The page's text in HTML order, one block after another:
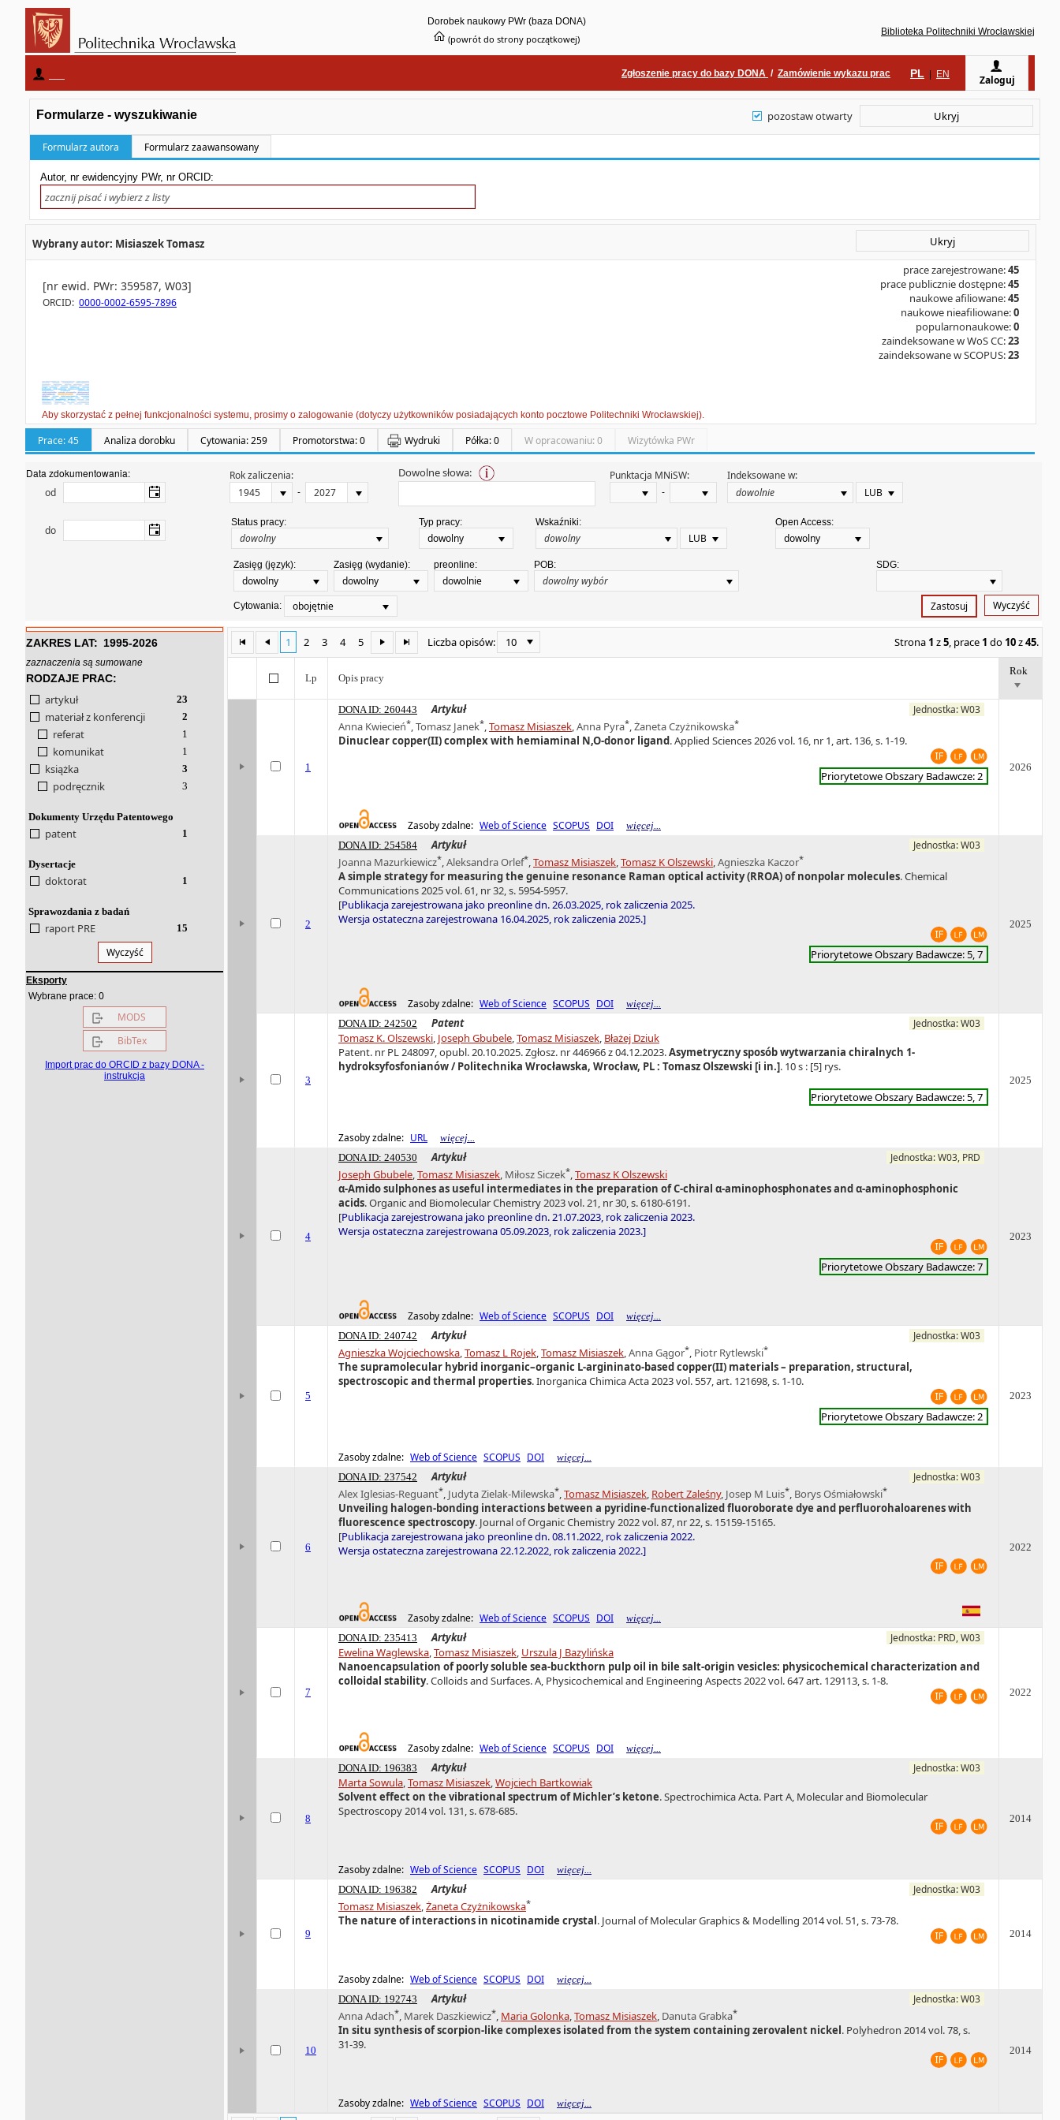
Dorobek naukowy PWr (baza DONA)
(powrót do strony początkowej)
Biblioteka Politechniki Wrocławskiej
Zgłoszenie pracy do bazy DONA / Zamówienie wykazu prac PL | EN Zaloguj
Formularze - wyszukiwanie pozostaw otwarty Ukryj
Formularz autora Formularz zaawansowany
Autor, nr ewidencyjny PWr, nr ORCID:
Wybrany autor: Misiaszek Tomasz Ukryj
[nr ewid. PWr: 359587, W03]
ORCID: 0000-0002-6595-7896
prace zarejestrowane:45
prace publicznie dostępne:45
naukowe afiliowane:45
naukowe nieafiliowane:0
popularnonaukowe:0
zaindeksowane w WoS CC:23
zaindeksowane w SCOPUS:23
Aby skorzystać z pełnej funkcjonalności systemu, prosimy o zalogowanie (dotyczy użytkowników posiadających konto pocztowe Politechniki Wrocławskiej).
Prace: 45 Analiza dorobku Cytowania: 259 Promotorstwa: 0 Wydruki Półka: 0 W opracowaniu: 0 Wizytówka PWr
Data zdokumentowania:
od
Rok zaliczenia:
-
Dowolne słowa:
Punktacja MNiSW:
-
Indeksowane w:
LUB
do
Status pracy: Typ pracy:
dowolny
Wskaźniki:
LUB
Open Access:
dowolny
Zasięg (język):
dowolny
Zasięg (wydanie):
dowolny
preonline:
dowolnie
POB: SDG:
Cytowania: obojętnie Zastosuj Wyczyść
ZAKRES LAT: 1995-2026
zaznaczenia są sumowane
RODZAJE PRAC:
artykuł 23
materiał z konferencji 2
referat 1
komunikat 1
książka 3
podręcznik 3
Dokumenty Urzędu Patentowego
patent 1
Dysertacje
doktorat 1
Sprawozdania z badań
raport PRE 15
Wyczyść
Eksporty
Wybrane prace: 0
MODS
BibTex
Import prac do ORCID z bazy DONA -
instrukcja
1 2 3 4 5 Liczba opisów: 10 Strona 1 z5, prace 1 do 10z45.
Lp Opis pracy
Rok
1
DONA ID: 260443 Artykuł Jednostka: W03
Anna Kwiecień*,Tomasz Janek*,Tomasz Misiaszek,Anna Pyra*,Żaneta Czyżnikowska*
Dinuclear copper(II) complex with hemiaminal N,O-donor ligand. Applied Sciences 2026 vol. 16, nr 1, art. 136, s. 1-19.
Priorytetowe Obszary Badawcze: 2
Zasoby zdalne: Web of Science SCOPUS DOI więcej...
2026
2
DONA ID: 254584 Artykuł Jednostka: W03
Joanna Mazurkiewicz*,Aleksandra Orlef*,Tomasz Misiaszek,Tomasz K Olszewski,Agnieszka Kaczor*
A simple strategy for measuring the genuine resonance Raman optical activity (RROA) of nonpolar molecules. Chemical
Communications 2025 vol. 61, nr 32, s. 5954-5957.
[Publikacja zarejestrowana jako preonline dn. 26.03.2025, rok zaliczenia 2025.
Wersja ostateczna zarejestrowana 16.04.2025, rok zaliczenia 2025.]
Priorytetowe Obszary Badawcze: 5, 7
Zasoby zdalne: Web of Science SCOPUS DOI więcej...
2025
3
DONA ID: 242502 Patent Jednostka: W03
Tomasz K. Olszewski, Joseph Gbubele,Tomasz Misiaszek, Błażej Dziuk
Patent. nr PL 248097, opubl. 20.10.2025. Zgłosz. nr 446966 z 04.12.2023.Asymetryczny sposób wytwarzania chiralnych 1-
hydroksyfosfonianów / Politechnika Wrocławska, Wrocław, PL : Tomasz Olszewski [i in.]. 10 s : [5] rys.
Priorytetowe Obszary Badawcze: 5, 7
Zasoby zdalne: URL więcej...
2025
4
DONA ID: 240530 Artykuł Jednostka: W03, PRD
Joseph Gbubele,Tomasz Misiaszek, Miłosz Siczek*,Tomasz K Olszewski
α-Amido sulphones as useful intermediates in the preparation of C-chiral α-aminophosphonates and α-aminophosphonic
acids. Organic and Biomolecular Chemistry 2023 vol. 21, nr 30, s. 6180-6191.
[Publikacja zarejestrowana jako preonline dn. 21.07.2023, rok zaliczenia 2023.
Wersja ostateczna zarejestrowana 05.09.2023, rok zaliczenia 2023.]
Priorytetowe Obszary Badawcze: 7
Zasoby zdalne: Web of Science SCOPUS DOI więcej...
2023
5
DONA ID: 240742 Artykuł Jednostka: W03
Agnieszka Wojciechowska,Tomasz L Rojek,Tomasz Misiaszek,Anna Gągor*, Piotr Rytlewski*
The supramolecular hybrid inorganic–organic L-argininato-based copper(II) materials – preparation, structural,
spectroscopic and thermal properties. Inorganica Chimica Acta 2023 vol. 557, art. 121698, s. 1-10.
Priorytetowe Obszary Badawcze: 2
Zasoby zdalne: Web of Science SCOPUS DOI więcej...
2023
6
DONA ID: 237542 Artykuł Jednostka: W03
Alex Iglesias-Reguant*, Judyta Zielak-Milewska*,Tomasz Misiaszek, Robert Zaleśny, Josep M Luis*, Borys Ośmiałowski*
Unveiling halogen-bonding interactions between a pyridine-functionalized fluoroborate dye and perfluorohaloarenes with
fluorescence spectroscopy. Journal of Organic Chemistry 2022 vol. 87, nr 22, s. 15159-15165.
[Publikacja zarejestrowana jako preonline dn. 08.11.2022, rok zaliczenia 2022.
Wersja ostateczna zarejestrowana 22.12.2022, rok zaliczenia 2022.]
Zasoby zdalne: Web of Science SCOPUS DOI więcej...
2022
7
DONA ID: 235413 Artykuł Jednostka: PRD, W03
Ewelina Waglewska,Tomasz Misiaszek, Urszula J Bazylińska
Nanoencapsulation of poorly soluble sea-buckthorn pulp oil in bile salt-origin vesicles: physicochemical characterization and
colloidal stability. Colloids and Surfaces. A, Physicochemical and Engineering Aspects 2022 vol. 647 art. 129113, s. 1-8.
Zasoby zdalne: Web of Science SCOPUS DOI więcej...
2022
8
DONA ID: 196383 Artykuł Jednostka: W03
Marta Sowula,Tomasz Misiaszek,Wojciech Bartkowiak
Solvent effect on the vibrational spectrum of Michler’s ketone. Spectrochimica Acta. Part A, Molecular and Biomolecular
Spectroscopy 2014 vol. 131, s. 678-685.
Zasoby zdalne: Web of Science SCOPUS DOI więcej...
2014
9
DONA ID: 196382 Artykuł Jednostka: W03
Tomasz Misiaszek,Żaneta Czyżnikowska*
The nature of interactions in nicotinamide crystal. Journal of Molecular Graphics & Modelling 2014 vol. 51, s. 73-78.
Zasoby zdalne: Web of Science SCOPUS DOI więcej...
2014
10
DONA ID: 192743 Artykuł Jednostka: W03
Anna Adach*, Marek Daszkiewicz*, Maria Golonka,Tomasz Misiaszek, Danuta Grabka*
In situ synthesis of scorpion-like complexes isolated from the system containing zerovalent nickel. Polyhedron 2014 vol. 78, s.
31-39.
Zasoby zdalne: Web of Science SCOPUS DOI więcej...
2014